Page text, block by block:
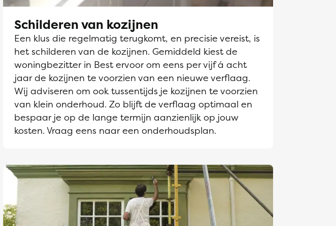
Schilderen van kozijnen
Een klus die regelmatig terugkomt, en precisie vereist, is
het schilderen van de kozijnen. Gemiddeld kiest de
woningbezitter in Best ervoor om eens per vijf á acht
jaar de kozijnen te voorzien van een nieuwe verflaag.
Wij adviseren om ook tussentijds je kozijnen te voorzien
van klein onderhoud. Zo blijft de verflaag optimaal en
bespaar je op de lange termijn aanzienlijk op jouw
kosten. Vraag eens naar een onderhoudsplan.